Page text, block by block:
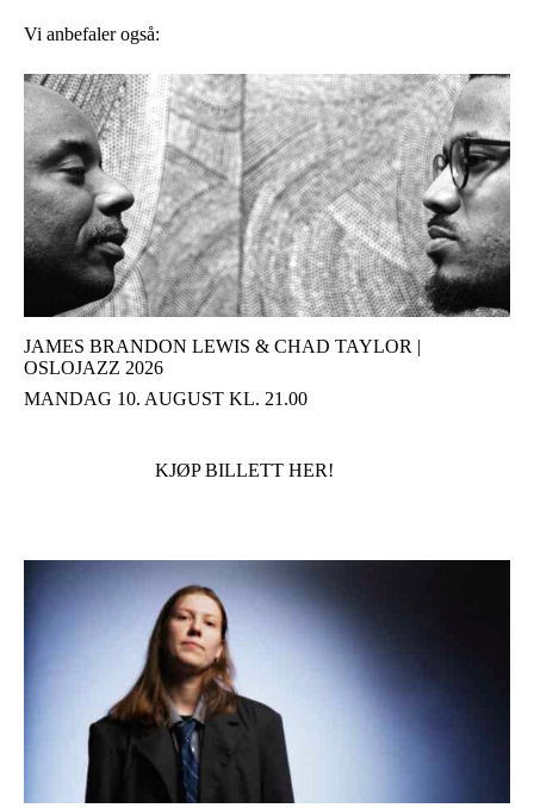
Vi anbefaler også:
JAMES BRANDON LEWIS & CHAD TAYLOR |
OSLOJAZZ 2026
MANDAG 10. AUGUST KL. 21.00
KJØP BILLETT HER!